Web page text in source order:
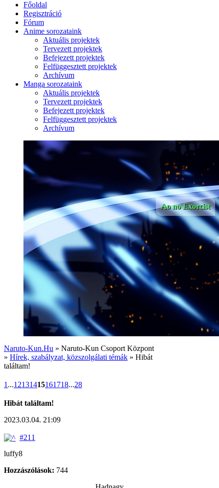
Főoldal
Regisztráció
Fórum
Anime sorozataink
Aktuális projektek
Tervezett projektek
Befejezett projektek
Felfüggesztett projektek
Archívum
Manga sorozataink
Aktuális projektek
Tervezett projektek
Befejezett projektek
Felfüggesztett projektek
Archívum
Ao no Exorcist
Naruto-Kun.Hu » Naruto-Kun Csoport Központ
» Hírek, szabályzat, közszolgálati témák » Hibát
találtam!
1 ...12131415161718...28
Hibát találtam!
2023.03.04. 21:09
#211
luffy8
Hozzászólások: 744